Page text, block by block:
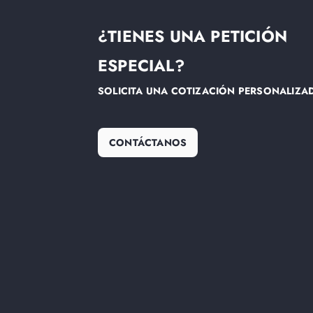
¿TIENES UNA PETICIÓN
ESPECIAL?
SOLICITA UNA COTIZACIÓN
CONTÁCTANOS